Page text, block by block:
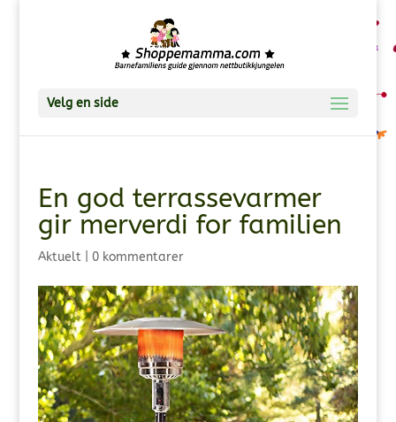
Velg en side
En god terrassevarmer
gir merverdi for familien
Aktuelt| 0 kommentarer